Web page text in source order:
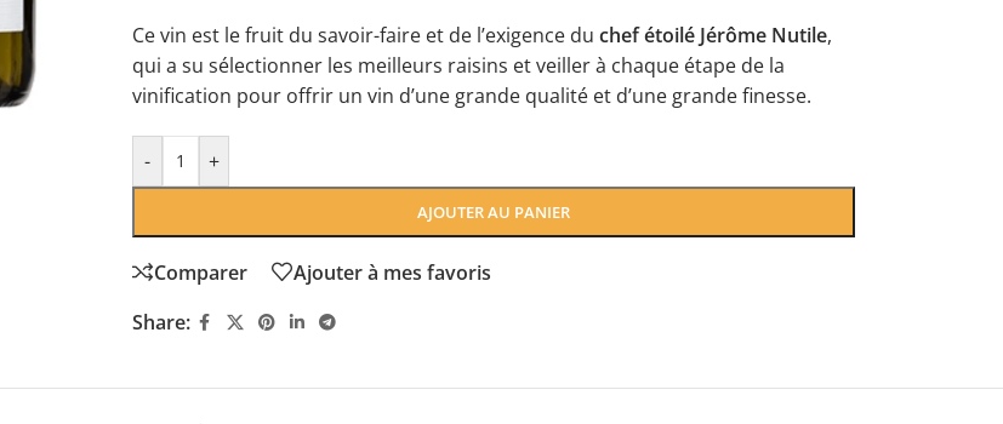
Ce vin est le fruit du savoir-faire et de l’exigence du chef étoilé Jérôme Nutile,
qui a su sélectionner les meilleurs raisins et veiller à chaque étape de la
vinification pour offrir un vin d’une grande qualité et d’une grande finesse.
- +
AJOUTER AU PANIER
Comparer
Ajouter à mes favoris
Share: